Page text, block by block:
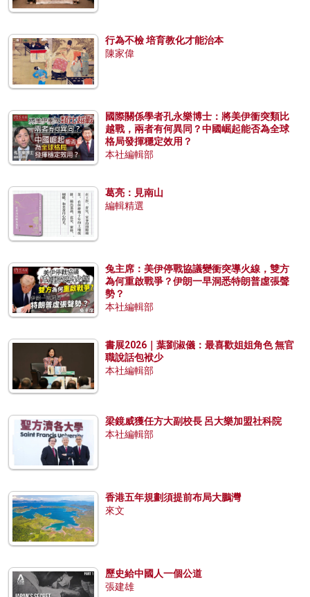
行為不檢 培育教化才能治本
陳家偉
國際關係學者孔永樂博士：將美伊衝突類比
越戰，兩者有何異同？中國崛起能否為全球
格局發揮穩定效用？
本社編輯部
葛亮：見南山
編輯精選
兔主席：美伊停戰協議變衝突導火線，雙方
為何重啟戰爭？伊朗一早洞悉特朗普虛張聲
勢？
本社編輯部
書展2026｜葉劉淑儀：最喜歡姐姐角色 無官
職說話包袱少
本社編輯部
梁鏡威獲任方大副校長 呂大樂加盟社科院
本社編輯部
香港五年規劃須提前布局大鵬灣
來文
歷史給中國人一個公道
張建雄